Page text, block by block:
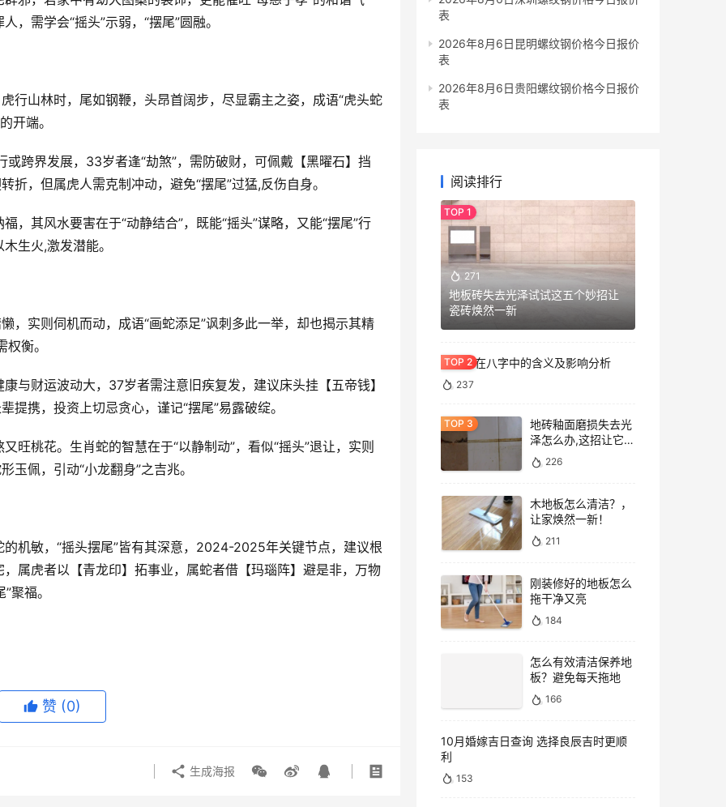
，需学会“摇头”示弱，“摆尾”圆融。
行山林时，尾如钢鞭，头昂首阔步，尽显霸主之姿，成语“虎头蛇
开端。
跨界发展，33岁者逢“劫煞”，需防破财，可佩戴【黑曜石】挡
折，但属虎人需克制冲动，避免“摆尾”过猛,反伤自身。
，其风水要害在于“动静结合”，既能“摇头”谋略，又能“摆尾”行
生火,激发潜能。
，实则伺机而动，成语“画蛇添足”讽刺多此一举，却也揭示其精
衡。
与财运波动大，37岁者需注意旧疾复发，建议床头挂【五帝钱】
提携，投资上切忌贪心，谨记“摆尾”易露破绽。
旺桃花。生肖蛇的智慧在于“以静制动”，看似“摇头”退让，实则
玉佩，引动“小龙翻身”之吉兆。
机敏，“摇头摆尾”皆有其深意，2024-2025年关键节点，建议根
属虎者以【青龙印】拓事业，属蛇者借【玛瑙阵】避是非，万物
聚福。
赞 (0)
生成海报
表
2026年8月6日昆明螺纹钢价格今日报价
表
2026年8月6日贵阳螺纹钢价格今日报价
表
阅读排行
271
地板砖失去光泽试试这五个妙招让
瓷砖焕然一新
七杀格在八字中的含义及影响分析
237
地砖釉面磨损失去光
泽怎么办,这招让它重
焕光泽!
226
木地板怎么清洁？，
让家焕然一新！
211
刚装修好的地板怎么
拖干净又亮
184
怎么有效清洁保养地
板？避免每天拖地
166
10月婚嫁吉日查询 选择良辰吉时更顺
利
153